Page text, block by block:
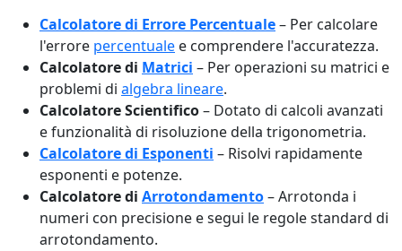
Calcolatore di Errore Percentuale– Per calcolare
l'errore percentuale e comprendere l'accuratezza.
Calcolatore di Matrici – Per operazioni su matrici e
problemi di algebra lineare.
Calcolatore Scientifico– Dotato di calcoli avanzati
e funzionalità di risoluzione della trigonometria.
Calcolatore di Esponenti – Risolvi rapidamente
esponenti e potenze.
Calcolatore di Arrotondamento– Arrotonda i
numeri con precisione e segui le regole standard di
arrotondamento.